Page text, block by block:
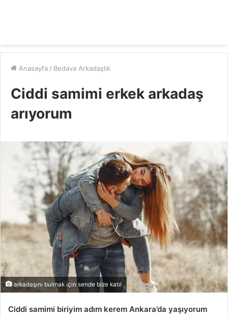
Anasayfa / Bedava Arkadaşlık
Ciddi samimi erkek arkadaş
arıyorum
arkadaşını bulmak için sende bize katıl
Ciddi samimi biriyim adım kerem Ankara’da yaşıyorum